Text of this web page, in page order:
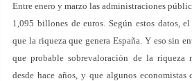
Entre enero y marzo las administraciones
1,095 billones de euros. Según estos datos,
que la riqueza que genera España. Y eso sin
que probable sobrevaloración de la riqueza
desde hace años, y que algunos